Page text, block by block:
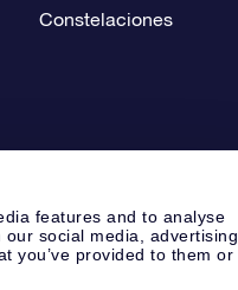
features and to analyse
social media, advertising
you’ve provided to them or
Constelaciones